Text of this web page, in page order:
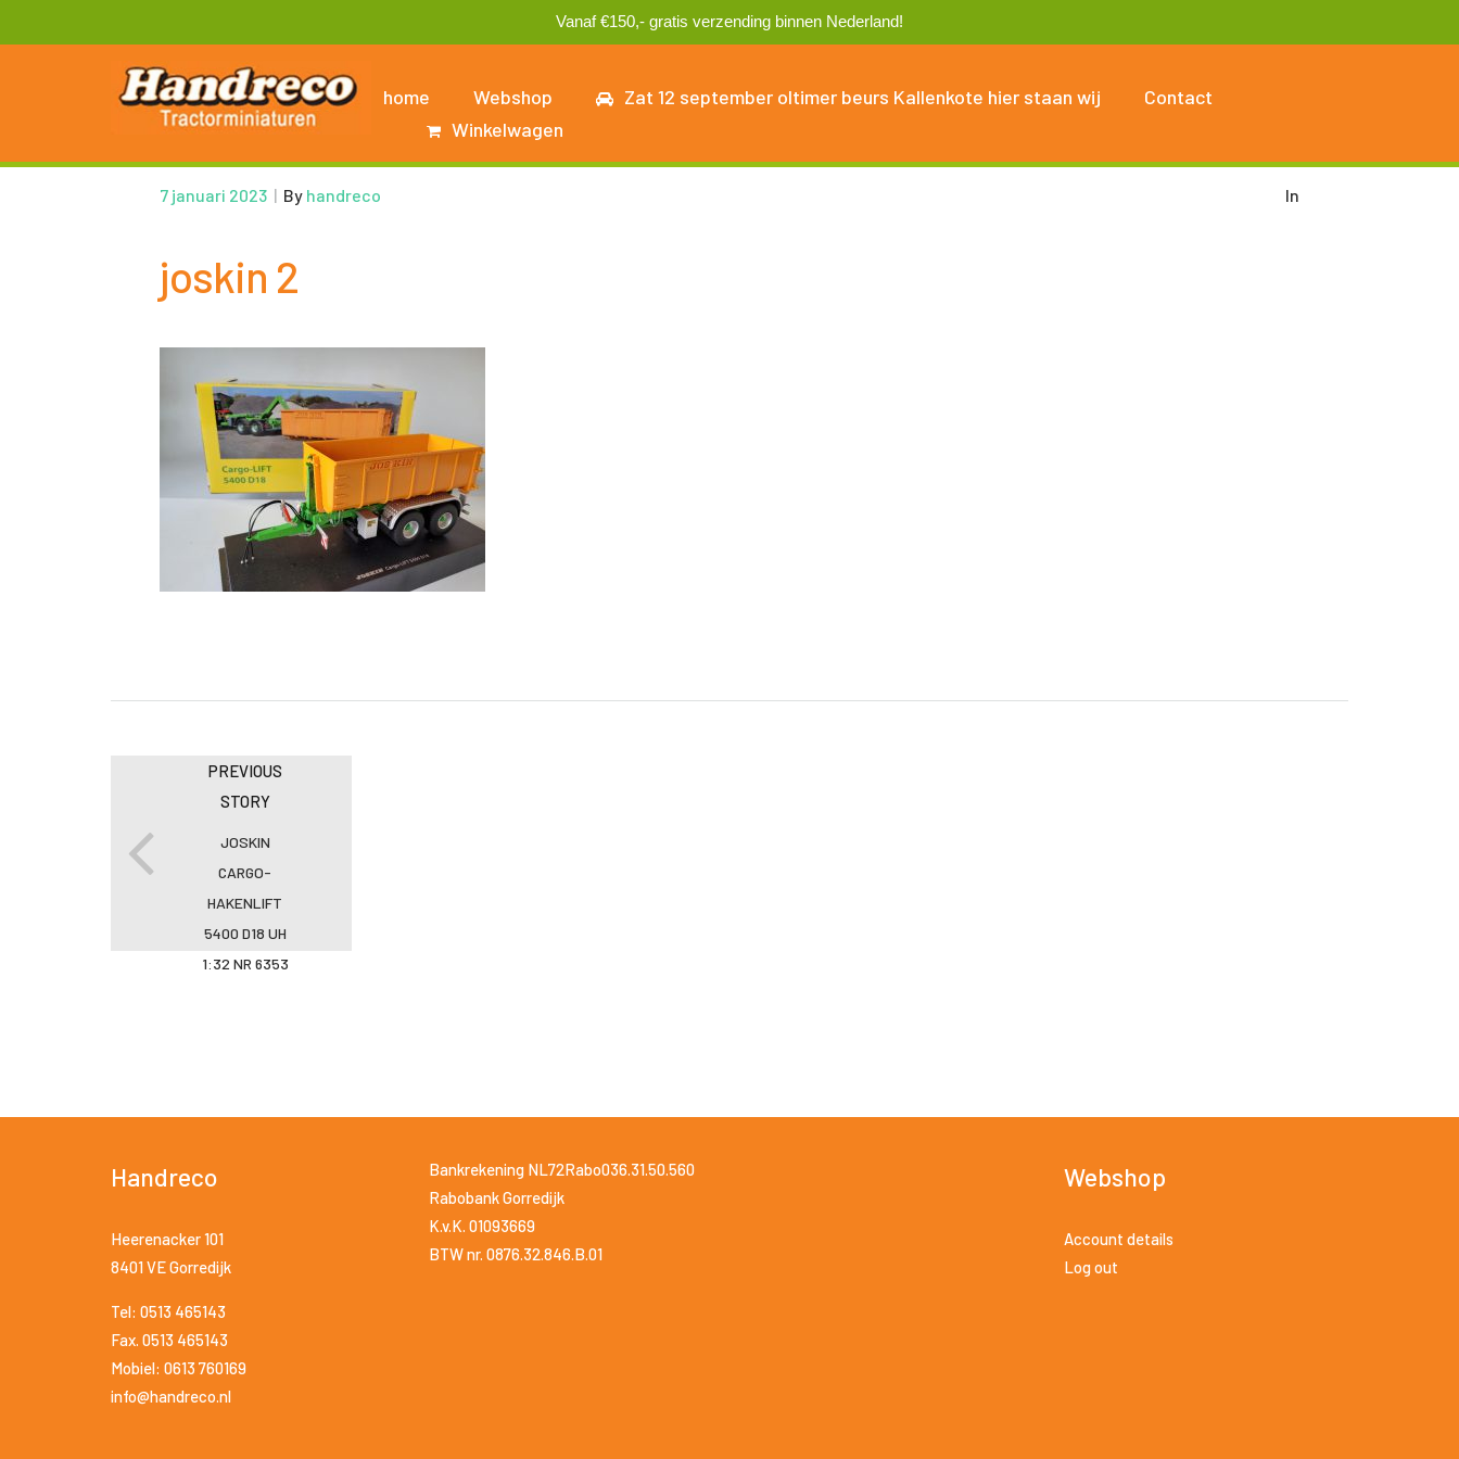
Vanaf €150,- gratis verzending binnen Nederland!
home Webshop Zat 12 september oltimer beurs Kallenkote hier staan wij
Contact
Winkelwagen
7 januari 2023 | By handreco In
joskin 2
PREVIOUS
STORY
JOSKIN
CARGO-
HAKENLIFT
5400 D18 UH
1:32 NR 6353
Handreco
Heerenacker 101
8401 VE Gorredijk
Tel: 0513 465143
Fax. 0513 465143
Mobiel: 0613 760169
info@handreco.nl
Bankrekening NL72Rabo036.31.50.560
Rabobank Gorredijk
K.v.K. 01093669
BTW nr. 0876.32.846.B.01
Webshop
Account details
Log out